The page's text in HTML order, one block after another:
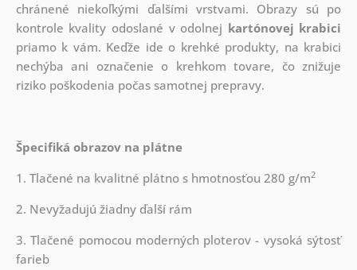
chránené niekoľkými ďalšími vrstvami. Obrazy sú po
kontrole kvality odoslané v odolnej kartónovej krabici
priamo k vám. Keďže ide o krehké produkty, na krabici
nechýba ani označenie o krehkom tovare, čo znižuje
riziko poškodenia počas samotnej prepravy.
Špecifiká obrazov na plátne
1. Tlačené na kvalitné plátno s hmotnosťou 280 g/m2
2. Nevyžadujú žiadny ďalší rám
3. Tlačené pomocou moderných ploterov - vysoká sýtosť
farieb